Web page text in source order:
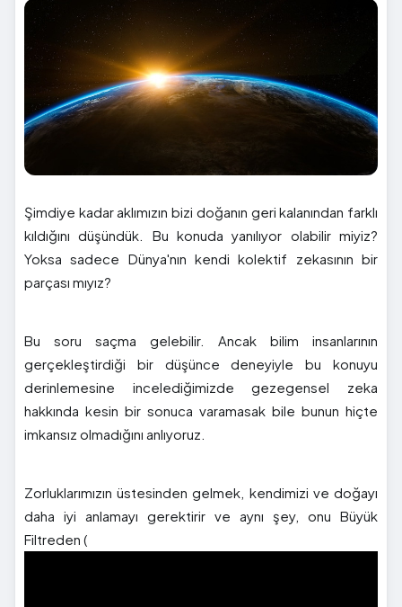
Şimdiye kadar aklımızın bizi doğanın geri kalanından farklı
kıldığını düşündük. Bu konuda yanılıyor olabilir miyiz?
Yoksa sadece Dünya'nın kendi kolektif zekasının bir
parçası mıyız?
Bu soru saçma gelebilir. Ancak bilim insanlarının
gerçekleştirdiği bir düşünce deneyiyle bu konuyu
derinlemesine incelediğimizde gezegensel zeka
hakkında kesin bir sonuca varamasak bile bunun hiçte
imkansız olmadığını anlıyoruz.
Zorluklarımızın üstesinden gelmek, kendimizi ve doğayı
daha iyi anlamayı gerektirir ve aynı şey, onu Büyük
Filtreden (